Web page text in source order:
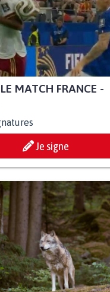
MATCH FRANCE -
Je signe